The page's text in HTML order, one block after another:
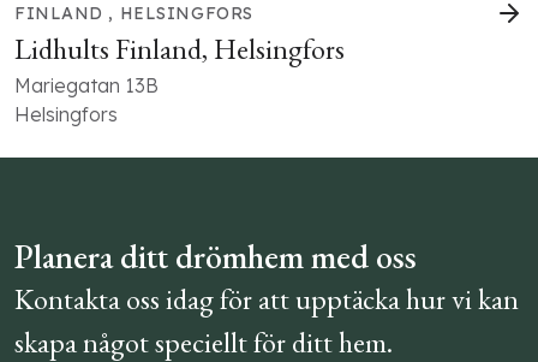
FINLAND , HELSINGFORS
Lidhults Finland, Helsingfors
Mariegatan 13B
Helsingfors
Planera ditt drömhem med oss
Kontakta oss idag för att upptäcka hur vi kan
skapa något speciellt för ditt hem.